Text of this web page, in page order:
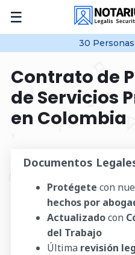
☰
30
Contrato de
de Servicios
en Colombia
Documentos
Protégete con
hechos por
Actualizadocon
del Trabajo
Última revisión